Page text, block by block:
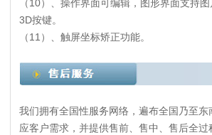
（10）、操作界面可编辑，图形界面支持图
3D按键。
（11）、触屏坐标矫正功能。
我们拥有全国性服务网络，遍布全国乃至东
应客户需求，并提供售前、售中、售后全过